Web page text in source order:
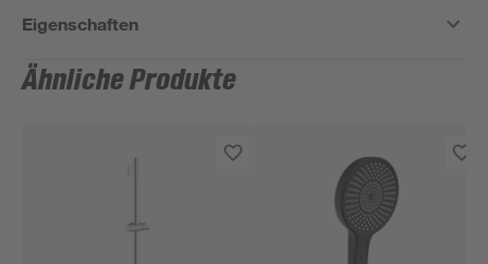
Eigenschaften
Ähnliche Produkte